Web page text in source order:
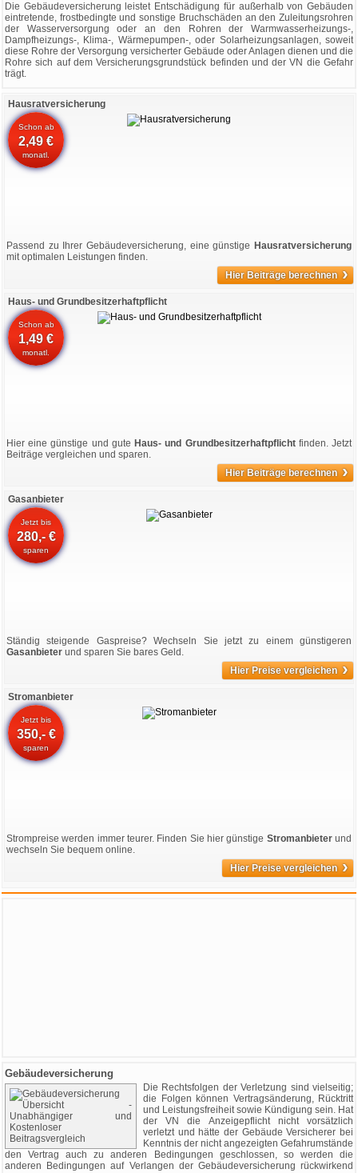
Die Gebäudeversicherung leistet Entschädigung für außerhalb von Gebäuden
eintretende, frostbedingte und sonstige Bruchschäden an den Zuleitungsrohren
der Wasserversorgung oder an den Rohren der Warmwasserheizungs-,
Dampfheizungs-, Klima-, Wärmepumpen-, oder Solarheizungsanlagen, soweit
diese Rohre der Versorgung versicherter Gebäude oder Anlagen dienen und die
Rohre sich auf dem Versicherungsgrundstück befinden und der VN die Gefahr
trägt.
Hausratversicherung
Schon ab
2,49 €
monatl.
Passend zu Ihrer Gebäudeversicherung, eine günstige Hausratversicherung
mit optimalen Leistungen finden.
Hier Beiträge berechnen ›
Haus- und Grundbesitzerhaftpflicht
Schon ab
1,49 €
monatl.
Hier eine günstige und gute Haus- und Grundbesitzerhaftpflichtfinden. Jetzt
Beiträge vergleichen und sparen.
Hier Beiträge berechnen ›
Gasanbieter
Jetzt bis
280,- €
sparen
Ständig steigende Gaspreise? Wechseln Sie jetzt zu einem günstigeren
Gasanbieter und sparen Sie bares Geld.
Hier Preise vergleichen ›
Stromanbieter
Jetzt bis
350,- €
sparen
Strompreise werden immer teurer. Finden Sie hier günstige Stromanbieterund
wechseln Sie bequem online.
Hier Preise vergleichen ›
Gebäudeversicherung
Die Rechtsfolgen der Verletzung sind vielseitig;
die Folgen können Vertragsänderung, Rücktritt
und Leistungsfreiheit sowie Kündigung sein. Hat
der VN die Anzeigepflicht nicht vorsätzlich
verletzt und hätte der Gebäude Versicherer bei
Kenntnis der nicht angezeigten Gefahrumstände
den Vertrag auch zu anderen Bedingungen geschlossen, so werden die
anderen Bedingungen auf Verlangen der Gebäudeversicherung rückwirkend